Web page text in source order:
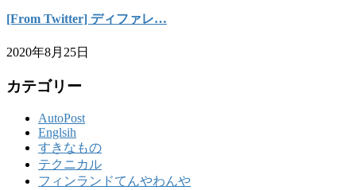
[From Twitter] ディファレ…
2020年8月25日
カテゴリー
AutoPost
Englsih
すきなもの
テクニカル
フィンランドてんやわんや